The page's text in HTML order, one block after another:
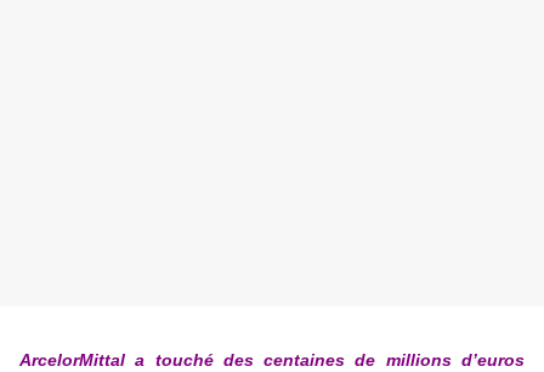
ArcelorMittal a touché des centaines de millions d’euros